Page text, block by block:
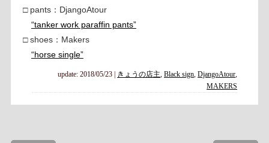
□ pants：DjangoAtour
“tanker work paraffin pants”
□ shoes：Makers
“horse single”
update: 2018/05/23 | きょうの店主 ,Black sign ,DjangoAtour
MAKERS